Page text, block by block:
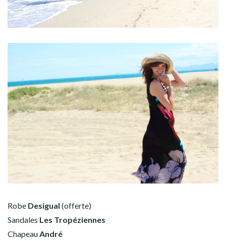
Robe Desigual (offerte)
Sandales Les Tropéziennes
Chapeau André